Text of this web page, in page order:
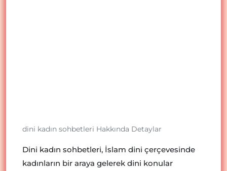
dini kadın sohbetleri Hakkında Detaylar
Dini kadın sohbetleri, İslam dini çerçevesinde
kadınların bir araya gelerek dini konular